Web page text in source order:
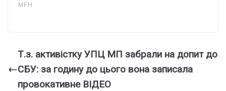
Т.з. активістку УПЦ МП забрали на допит до
СБУ: за годину до цього вона записала
провокативне ВІДЕО